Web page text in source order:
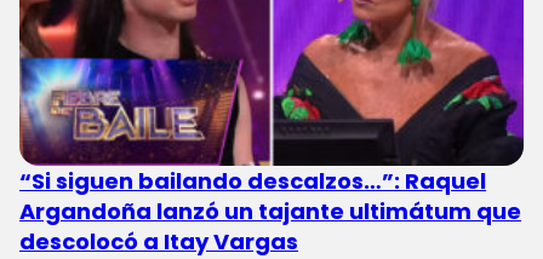
“Si siguen bailando descalzos…”: Raquel
Argandoña lanzó un tajante ultimátum que
descolocó a Itay Vargas